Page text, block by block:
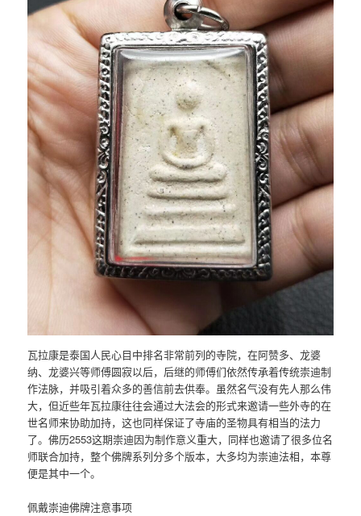
瓦拉康是泰国人民心目中排名非常前列的寺院，在阿赞多、龙婆
纳、龙婆兴等师傅圆寂以后，后继的师傅们依然传承着传统崇迪制
作法脉，并吸引着众多的善信前去供奉。虽然名气没有先人那么伟
大，但近些年瓦拉康往往会通过大法会的形式来邀请一些外寺的在
世名师来协助加持，这也同样保证了寺庙的圣物具有相当的法力
了。佛历2553这期崇迪因为制作意义重大，同样也邀请了很多位名
师联合加持，整个佛牌系列分多个版本，大多均为崇迪法相，本尊
便是其中一个。
佩戴崇迪佛牌注意事项